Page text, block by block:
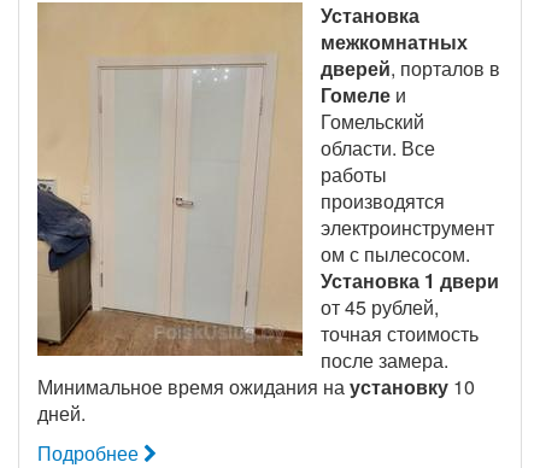
Установка
межкомнатных
дверей, порталов в
Гомеле и
Гомельский
области. Все
работы
производятся
электроинструмент
ом с пылесосом.
Установка 1 двери
от 45 рублей,
точная стоимость
после замера.
Минимальное время ожидания наустановку 10
дней.
Подробнее